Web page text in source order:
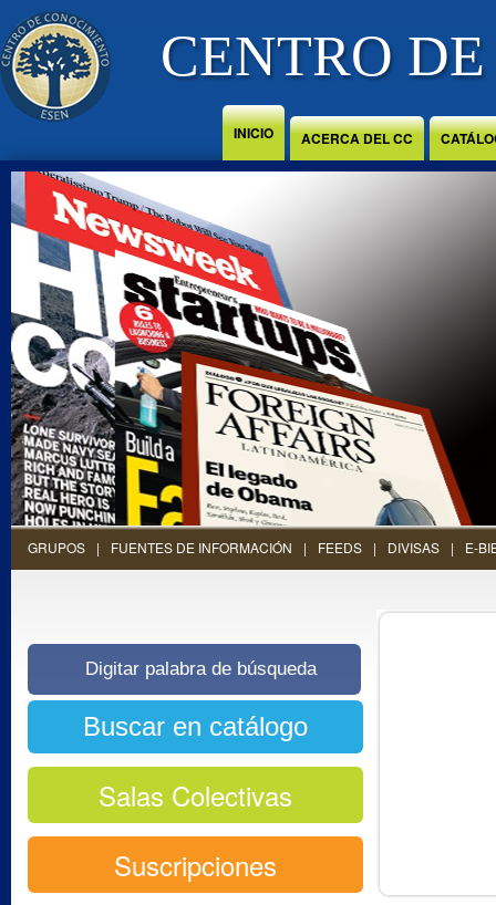
Jump to Content
CENTRO
INICIO ACERCA DEL CC
GRUPOS FUENTES DE INFORMACIÓN FEEDS DIVISAS E-
Salas Colectivas
Suscripciones